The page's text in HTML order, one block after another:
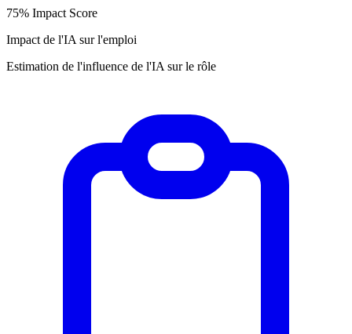
75% Impact Score
Impact de l'IA sur l'emploi
Estimation de l'influence de l'IA sur le rôle